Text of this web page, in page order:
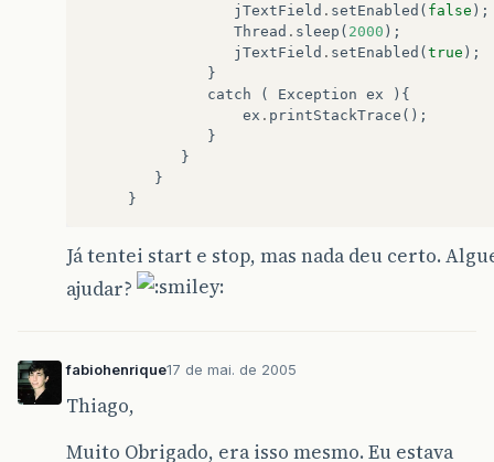
jTextField . setEnabled ( false );
Thread . sleep ( 2000 );
jTextField . setEnabled (true );
}
catch
( Exception ex
){
ex . printStackTrace ();
}
}
}
}
Já tentei start e stop, mas nada deu certo.
ajudar?
fabiohenrique17 de mai. de 2005
Thiago,
Muito Obrigado, era isso mesmo. Eu estava